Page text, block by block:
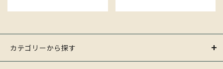
カテゴリーから探す